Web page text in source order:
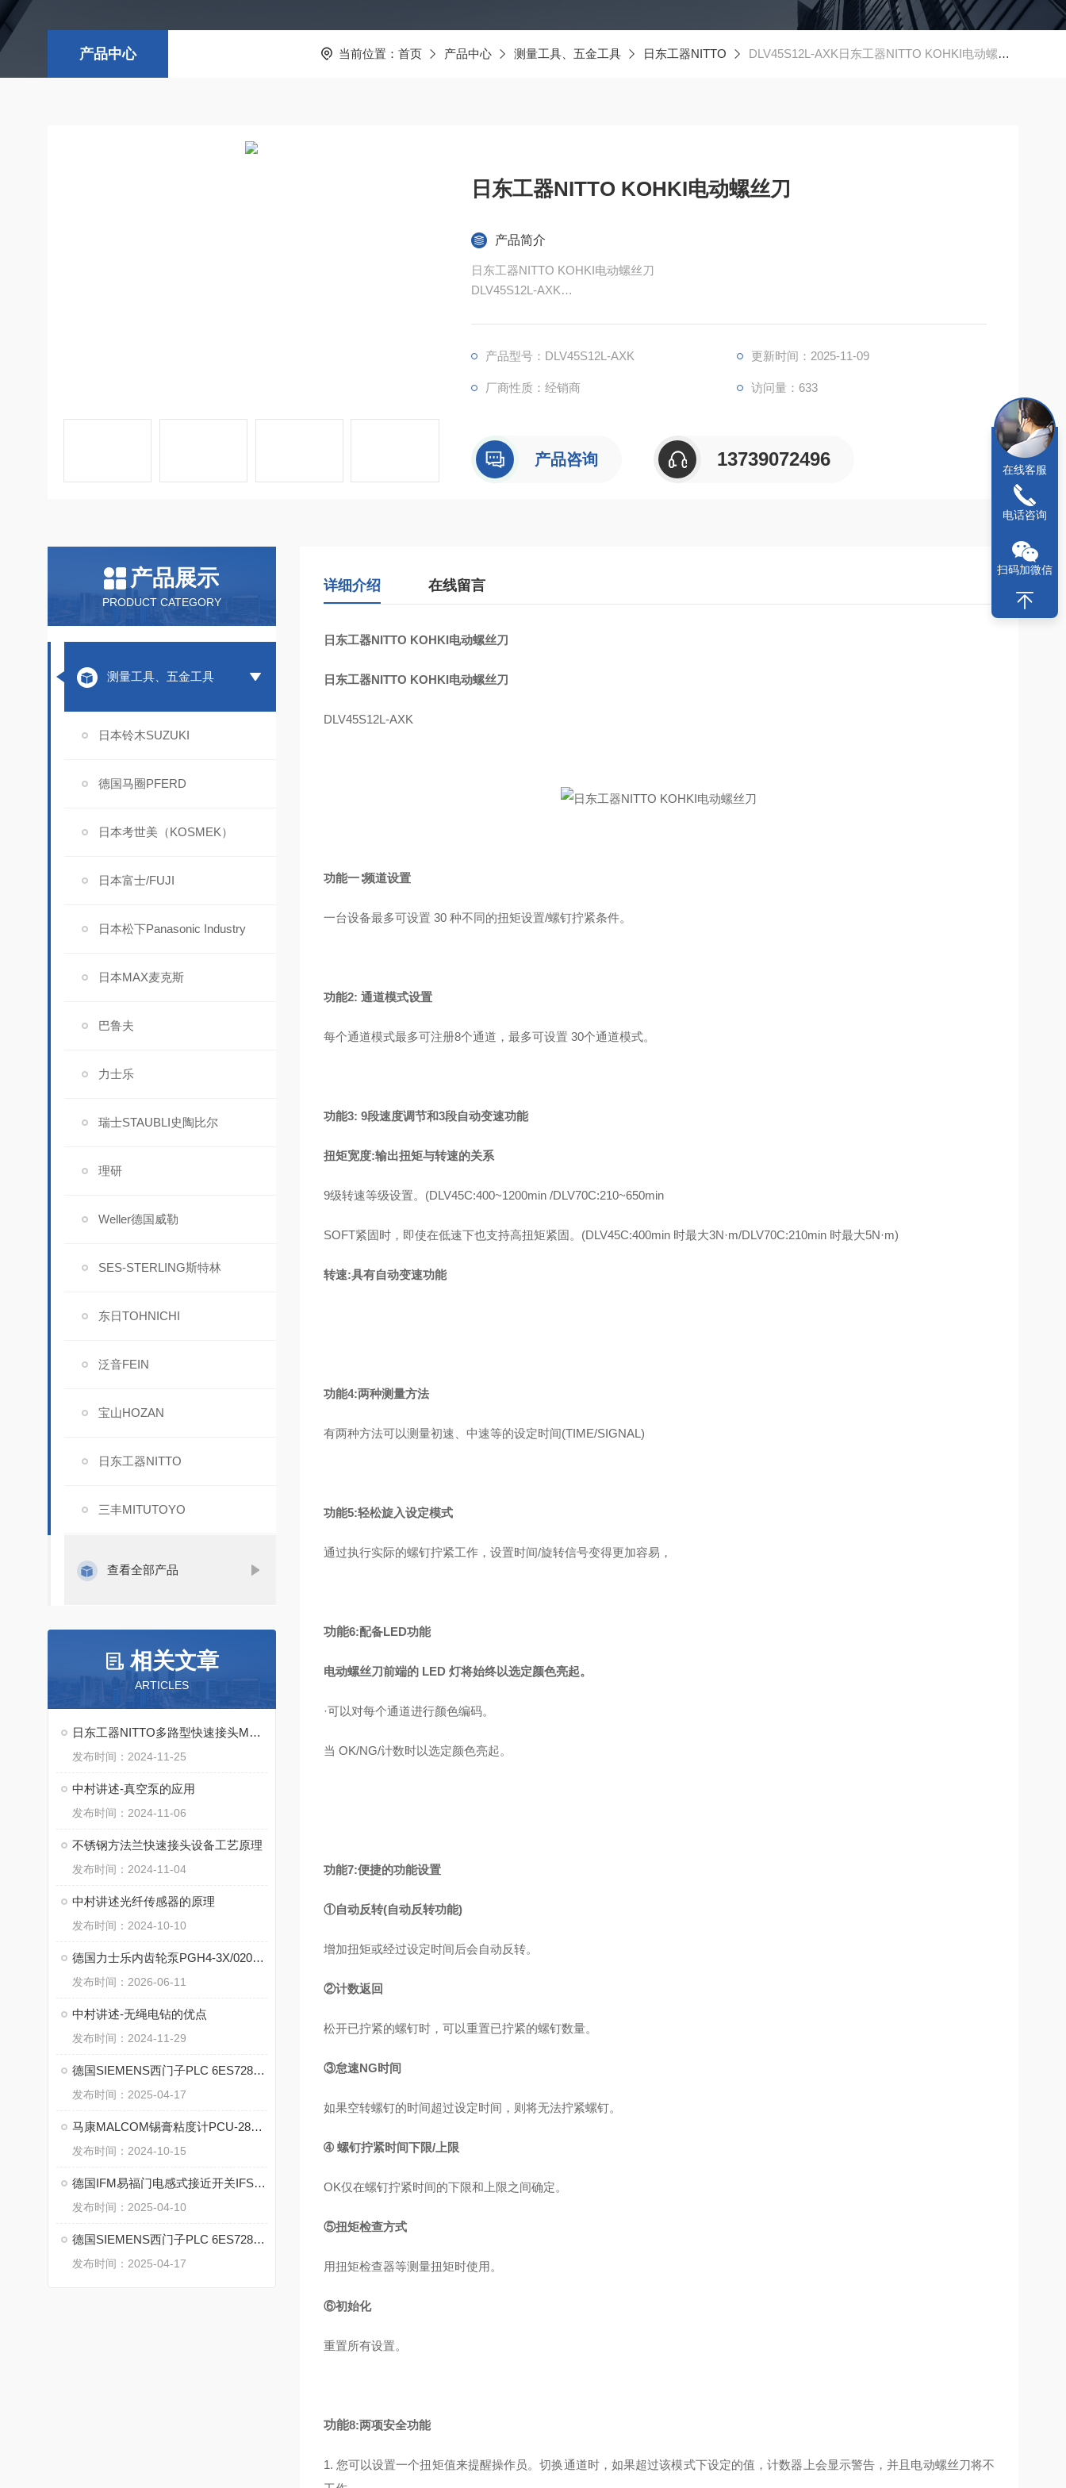
产品中心 当前位置： 首页 产品中心 测量工具、五金工具 日东工器NITTO DLV45S12L-AXK日东工器NITTO KOHKI电动螺丝刀
日东工器NITTO KOHKI电动螺丝刀
产品简介
日东工器NITTO KOHKI电动螺丝刀
DLV45S12L-AXK
产品型号：DLV45S12L-AXK 更新时间：2025-11-09
厂商性质：经销商 访问量：633
产品咨询 13739072496
产品展示
PRODUCT CATEGORY
测量工具、五金工具
日本铃木SUZUKI
德国马圈PFERD
日本考世美（KOSMEK）
日本富士/FUJI
日本松下Panasonic Industry
日本MAX麦克斯
巴鲁夫
力士乐
瑞士STAUBLI史陶比尔
理研
Weller德国威勒
SES-STERLING斯特林
东日TOHNICHI
泛音FEIN
宝山HOZAN
日东工器NITTO
三丰MITUTOYO
查看全部产品
相关文章
ARTICLES
日东工器NITTO多路型快速接头MAS MAT系列特点
发布时间：2024-11-25
中村讲述-真空泵的应用
发布时间：2024-11-06
不锈钢方法兰快速接头设备工艺原理
发布时间：2024-11-04
中村讲述光纤传感器的原理
发布时间：2024-10-10
德国力士乐内齿轮泵PGH4-3X/020LE11VU2的技术特点
发布时间：2026-06-11
中村讲述-无绳电钻的优点
发布时间：2024-11-29
德国SIEMENS西门子PLC 6ES7288-1SR20-0AA1 的特点
发布时间：2025-04-17
马康MALCOM锡膏粘度计PCU-285的技术参数
发布时间：2024-10-15
德国IFM易福门电感式接近开关IFS318的特点
发布时间：2025-04-10
德国SIEMENS西门子PLC 6ES7288-1ST20-0AA1 的特点
发布时间：2025-04-17
详细介绍 在线留言
日东工器NITTO KOHKI电动螺丝刀
日东工器NITTO KOHKI电动螺丝刀
DLV45S12L-AXK
功能一∶频道设置
一台设备最多可设置 30 种不同的扭矩设置/螺钉拧紧条件。
功能2: 通道模式设置
每个通道模式最多可注册8个通道，最多可设置 30个通道模式。
功能3: 9段速度调节和3段自动变速功能
扭矩宽度:输出扭矩与转速的关系
9级转速等级设置。(DLV45C:400~1200min /DLV70C:210~650min
SOFT紧固时，即使在低速下也支持高扭矩紧固。(DLV45C:400min 时最大3N·m/DLV70C:210min 时最大5N·m)
转速:具有自动变速功能
功能4:两种测量方法
有两种方法可以测量初速、中速等的设定时间(TIME/SIGNAL)
功能5:轻松旋入设定模式
通过执行实际的螺钉拧紧工作，设置时间/旋转信号变得更加容易，
功能6:配备LED功能
电动螺丝刀前端的 LED 灯将始终以选定颜色亮起。
·可以对每个通道进行颜色编码。
当 OK/NG/计数时以选定颜色亮起。
功能7:便捷的功能设置
①自动反转(自动反转功能)
增加扭矩或经过设定时间后会自动反转。
②计数返回
松开已拧紧的螺钉时，可以重置已拧紧的螺钉数量。
③怠速NG时间
如果空转螺钉的时间超过设定时间，则将无法拧紧螺钉。
➃ 螺钉拧紧时间下限/上限
OK仅在螺钉拧紧时间的下限和上限之间确定。
⑤扭矩检查方式
用扭矩检查器等测量扭矩时使用。
⑥初始化
重置所有设置。
功能8:两项安全功能
1. 您可以设置一个扭矩值来提醒操作员。切换通道时，如果超过该模式下设定的值，计数器上会显示警告，并且电动螺丝刀将不
在线客服
电话咨询
扫码加微信